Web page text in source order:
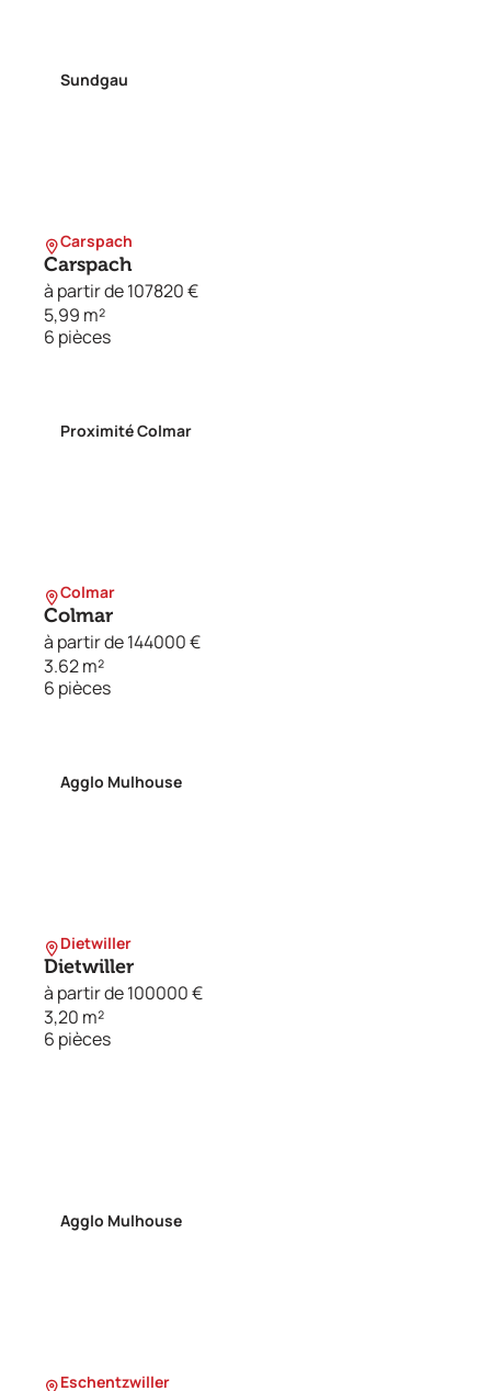
Sundgau
Carspach
Carspach
à partir de 107820 €
5,99 m²
6 pièces
Proximité Colmar
Colmar
Colmar
à partir de 144000 €
3.62 m²
6 pièces
Agglo Mulhouse
Dietwiller
Dietwiller
à partir de 100000 €
3,20 m²
6 pièces
Agglo Mulhouse
Eschentzwiller